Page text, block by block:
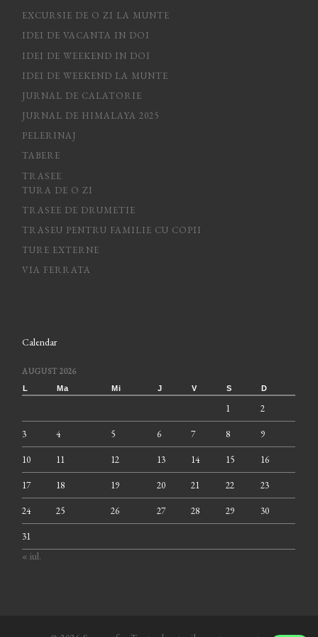
EXCURSIE DE O ZI LA MUNTE
IDEI DE VACANTA IN DOI
IDEI DE WEEKEND IN DOI
IDEI DE WEEKEND LA MUNTE
JURNAL DE CALATORIE
JURNAL DE HIMALAYA 2025
PELERINAJ
TABERE
TRASEE
TURA DE O ZI
TRASEE DE DRUMETIE
TRASEU PENTRU FAMILIE CU COPII
TURE EXTERNE
VIA FERRATA
Calendar
AUGUST 2026
L Ma Mi J V S D
1 2
3 4 5 6 7 8 9
10 11 12 13 14 15 16
17 18 19 20 21 22 23
24 25 26 27 28 29 30
31
« iul.